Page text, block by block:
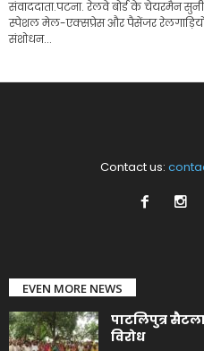
संवाददाता.पटना. रेलवे बोर्ड के चेयरमैन
स्पेशल मेल-एक्सप्रेस और पैसेंजर रेलगाड़ियों
संशोधन...
Contact us:
EVEN MORE NEWS
पाटलिपुत्र
विरोध